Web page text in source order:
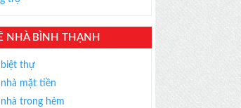
NHÀ BÌNH THẠNH
thự
mặt tiền
trong hẻm